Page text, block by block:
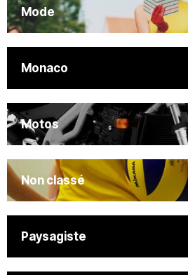
Mode
Monaco
Motos
Non classé
Paysagiste